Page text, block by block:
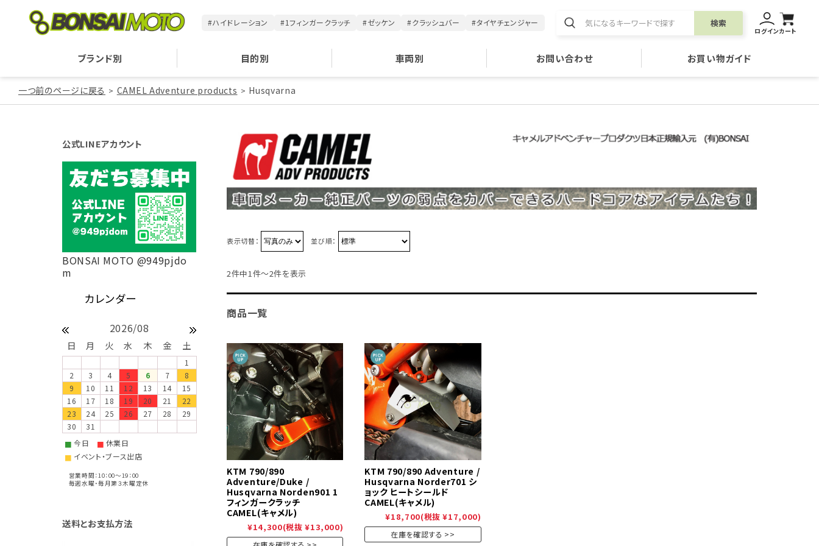
#ハイドレーション #1フィンガークラッチ #ゼッケン #クラッシュバー #タイヤチェンジャー 検索
ログインカート
ブランド別 目的別 車両別 お問い合わせ お買い物ガイド
一つ前のページに戻る CAMEL Adventure products Husqvarna
表示切替： 並び順：
2件中1件～2件を表示
商品一覧
KTM 790/890
Adventure/Duke /
Husqvarna Norden901 1
フィンガークラッチ
CAMEL(キャメル)
¥14,300(税抜 ¥13,000)
KTM 790/890 Adventure /
Husqvarna Norder701 シ
ョック ヒートシールド
CAMEL(キャメル)
¥18,700(税抜 ¥17,000)
在庫を確認する
公式LINEアカウント
BONSAI MOTO @949pjdo
m
2026/08
日 月 火 水 木 金 土
1
2
3 4 5 6 7
8
9
10 11 12 13 14
15
16
17 18 19 20 21
22
23
24 25 26 27 28
29
30
31
■ 今日 ■ 休業日
■ イベント・ブース出店
営業時間：10：00～19：00
毎週水曜・毎月第３木曜定休
送料とお支払方法